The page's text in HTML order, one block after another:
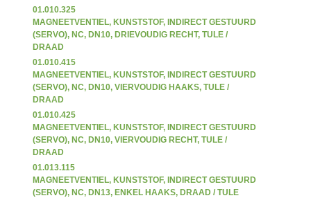
01.010.325
MAGNEETVENTIEL, KUNSTSTOF, INDIRECT GESTUURD
(SERVO), NC, DN10, DRIEVOUDIG RECHT, TULE /
DRAAD
01.010.415
MAGNEETVENTIEL, KUNSTSTOF, INDIRECT GESTUURD
(SERVO), NC, DN10, VIERVOUDIG HAAKS, TULE /
DRAAD
01.010.425
MAGNEETVENTIEL, KUNSTSTOF, INDIRECT GESTUURD
(SERVO), NC, DN10, VIERVOUDIG RECHT, TULE /
DRAAD
01.013.115
MAGNEETVENTIEL, KUNSTSTOF, INDIRECT GESTUURD
(SERVO), NC, DN13, ENKEL HAAKS, DRAAD / TULE